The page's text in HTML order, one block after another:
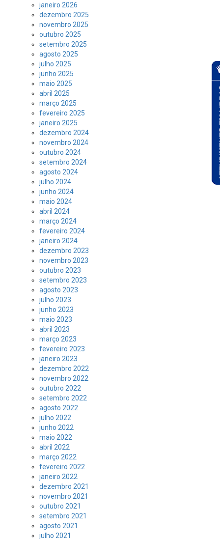
janeiro 2026
dezembro 2025
novembro 2025
outubro 2025
setembro 2025
agosto 2025
julho 2025
junho 2025
maio 2025
abril 2025
março 2025
fevereiro 2025
janeiro 2025
dezembro 2024
novembro 2024
outubro 2024
setembro 2024
agosto 2024
julho 2024
junho 2024
maio 2024
abril 2024
março 2024
fevereiro 2024
janeiro 2024
dezembro 2023
novembro 2023
outubro 2023
setembro 2023
agosto 2023
julho 2023
junho 2023
maio 2023
abril 2023
março 2023
fevereiro 2023
janeiro 2023
dezembro 2022
novembro 2022
outubro 2022
setembro 2022
agosto 2022
julho 2022
junho 2022
maio 2022
abril 2022
março 2022
fevereiro 2022
janeiro 2022
dezembro 2021
novembro 2021
outubro 2021
setembro 2021
agosto 2021
julho 2021